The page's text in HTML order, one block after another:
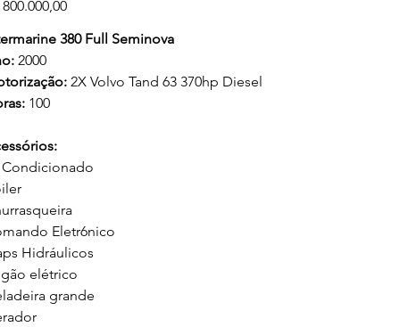
800.000,00
380 Full Seminova
2000
2X Volvo Tand 63 370hp Diesel
100
Eletr6nico
Hidráulicos
elétrico
grande